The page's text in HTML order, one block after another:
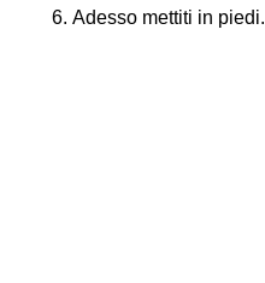
Adesso mettiti in piedi.